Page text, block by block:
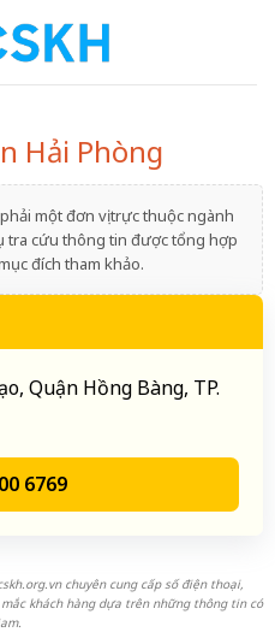
Hải Phòng
một đơn vị trực thuộc ngành
tra cứu thông tin được tổng hợp
đích tham khảo.
Quận Hồng Bàng, TP.
6769
chuyên cung cấp số điện thoại,
khách hàng dựa trên những thông tin có